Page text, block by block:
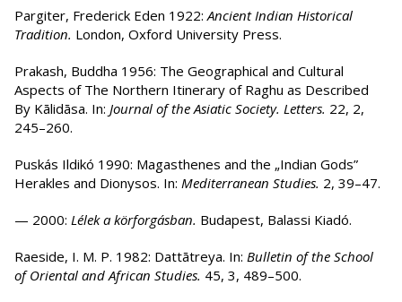
Pargiter, Frederick Eden 1922:Ancient Indian Historical
Tradition. London, Oxford University Press.
Prakash, Buddha 1956: The Geographical and Cultural
Aspects of The Northern Itinerary of Raghu as Described
By Kālidāsa. In: Journal of the Asiatic Society. Letters. 22, 2,
245–260.
Puskás Ildikó 1990: Magasthenes and the „Indian Gods”
Herakles and Dionysos. In: Mediterranean Studies. 2, 39–47.
— 2000: Lélek a körforgásban. Budapest, Balassi Kiadó.
Raeside, I. M. P. 1982: Dattātreya. In: Bulletin of the School
of Oriental and African Studies. 45, 3, 489–500.